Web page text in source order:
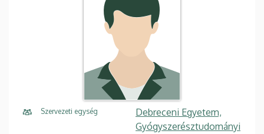
Szervezeti egység
Debreceni Egyetem,
Gyógyszerésztudományi